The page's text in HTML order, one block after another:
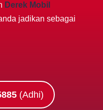
Derek Mobil
jadikan sebagai
(Adhi)